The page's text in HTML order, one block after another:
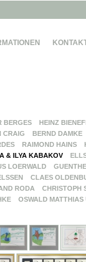
BERGES
HEINZ
CRAIG
BERND DAMKE
RAIMOND HAINS
& ILYA KABAKOV
LOERWALD
CLAES
RODA
CHRISTOPH
OSWALD MATTHIAS